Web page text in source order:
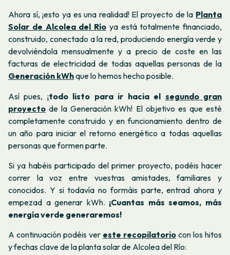
Ahora sí, ¡esto ya es una realidad! El proyecto de la Planta
Solar de Alcolea del Río ya está totalmente financiado,
construido, conectado a la red, produciendo energía verde y
devolviéndola mensualmente y a precio de coste en las
facturas de electricidad de todas aquellas personas de la
Generación kWhque lo hemos hecho posible.
Así pues, ¡todo listo para ir hacia el segundo gran
proyecto de la Generación kWh! El objetivo es que esté
completamente construido y en funcionamiento dentro de
un año para iniciar el retorno energético a todas aquellas
personas que formen parte.
Si ya habéis participado del primer proyecto, podéis hacer
correr la voz entre vuestras amistades, familiares y
conocidos. Y si todavía no formáis parte, entrad ahora y
empezad a generar kWh. ¡Cuantas más seamos, más
energía verde generaremos!
A continuación podéis ver este recopilatorio con los hitos
y fechas clave de la planta solar de Alcolea del Río: